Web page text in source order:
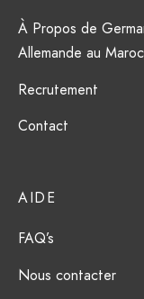
AIDE
FAQ’s
Nous contacter
À Propos de
Allemande au Maroc
Recrutement
Contact